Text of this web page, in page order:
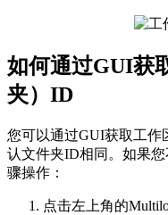
如何通过GUI获
夹）ID
您可以通过GUI获取工作
认文件夹ID相同。如果
骤操作：
点击左上角的